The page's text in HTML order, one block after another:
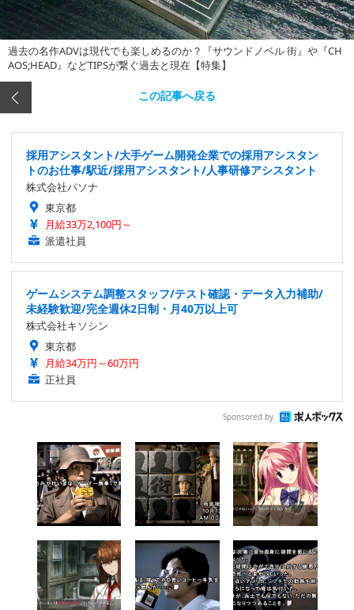
過去の名作ADVは現代でも楽しめるのか？『サウンドノベル 街』や『CH
AOS;HEAD』などTIPSが繋ぐ過去と現在【特集】
この記事へ戻る
採用アシスタント/大手ゲーム開発企業での採用アシスタン
トのお仕事/駅近/採用アシスタント/人事研修アシスタント
株式会社パソナ
東京都
月給33万2,100円～
派遣社員
ゲームシステム調整スタッフ/テスト確認・データ入力補助/
未経験歓迎/完全週休2日制・月40万以上可
株式会社キソシン
東京都
月給34万円～60万円
正社員
Sponsored by